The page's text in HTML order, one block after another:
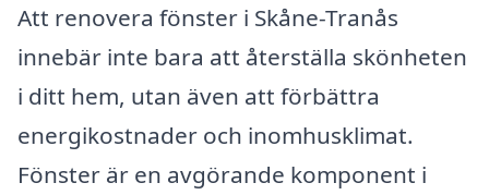
Att renovera fönster i Skåne-Tranås
innebär inte bara att återställa skönheten
i ditt hem, utan även att förbättra
energikostnader och inomhusklimat.
Fönster är en avgörande komponent i